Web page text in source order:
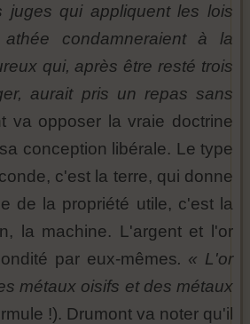
juges qui appliquent les lois
condamneraient à la
qui, après être resté trois
aurait pris un repas sans
va opposer la vraie doctrine
conception libérale. Le type
c'est la terre, qui donne
de la propriété utile, c'est la
la machine. L'argent et l'or
par eux-mêmes. « L'or
métaux oisifs et des métaux
!). Drumont va noter qu'il